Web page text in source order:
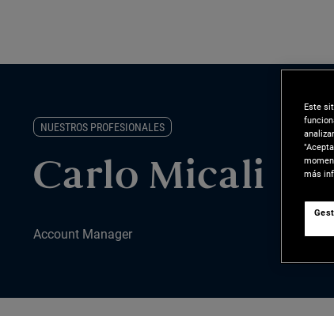
NUESTROS PROFESIONALES
Carlo Micali
Account Manager
Este
más